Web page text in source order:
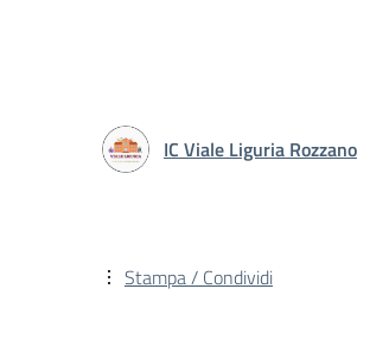
IC Viale Liguria Rozzano
Stampa / Condividi